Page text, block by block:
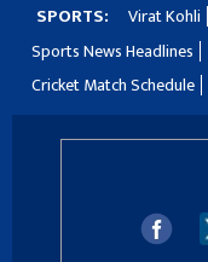
SPORTS: Virat Kohli
Sports News Headlines
Cricket Match Schedule